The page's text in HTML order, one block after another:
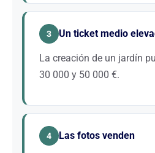
Los clientes quieren un
Optimizar su Google
3 Un ticket medio
La creación de un jardín
30 000 y 50 000 €.
Un solo proyecto puede cubrir
en este sector.
4 Las fotos venden